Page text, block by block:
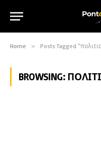
Home » Posts Tagged
BROWSING: